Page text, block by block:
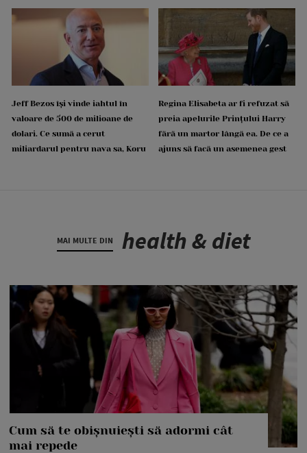
Jeff Bezos își vinde iahtul în
valoare de 500 de milioane de
dolari. Ce sumă a cerut
miliardarul pentru nava sa, Koru
Regina Elisabeta ar fi refuzat să
preia apelurile Prințului Harry
fără un martor lângă ea. De ce a
ajuns să facă un asemenea gest
MAI MULTE DIN health & diet
Cum să te obișnuiești să adormi cât
mai repede